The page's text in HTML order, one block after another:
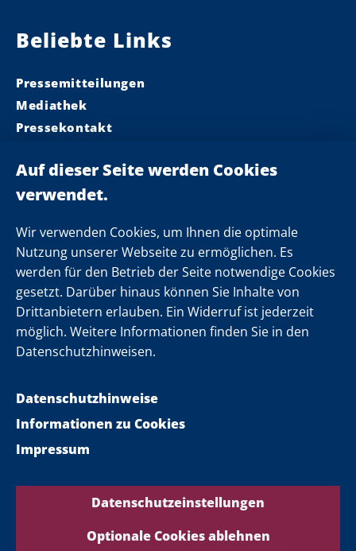
Wir verwenden Cookies, um Ihnen die optimale
Nutzung unserer Webseite zu ermöglichen. Es
werden für den Betrieb der Seite notwendige Cookies
gesetzt. Darüber hinaus können Sie Inhalte von
Drittanbietern erlauben. Ein Widerruf ist jederzeit
möglich. Weitere Informationen finden Sie in den
Datenschutzhinweisen.
Datenschutzhinweise
Impressum
Informationen zu Cookies
Datenschutzeinstellungen
Optionale Cookies ablehnen
Beliebte Links
Pressemitteilungen
Mediathek
Pressekontakt
Landeskabinett
Einsamkeit
Folgen Sie uns